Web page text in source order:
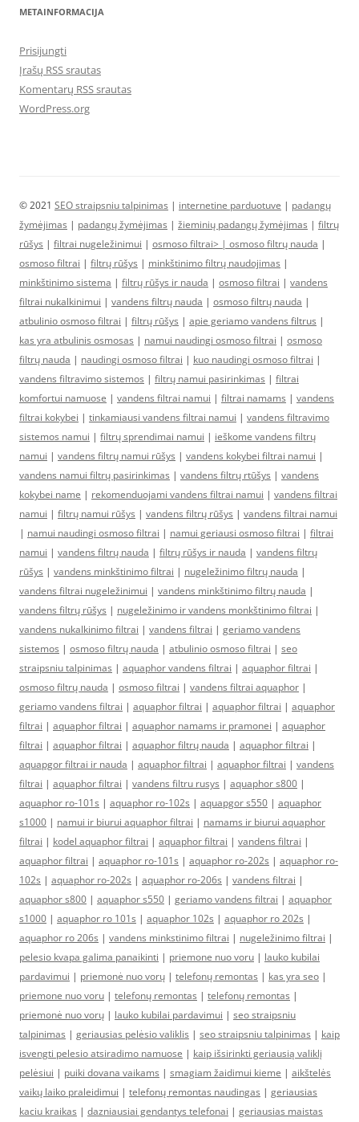
METAINFORMACIJA
Prisijungti
Įrašų RSS srautas
Komentarų RSS srautas
WordPress.org
© 2021 SEO straipsniu talpinimas | internetine parduotuve | padangų
žymėjimas | padangų žymėjimas | žieminių padangų žymėjimas | filtrų
rūšys | filtrai nugeležinimui | osmoso filtrai> | osmoso filtrų nauda |
osmoso filtrai | filtrų rūšys | minkštinimo filtrų naudojimas |
minkštinimo sistema | filtrų rūšys ir nauda | osmoso filtrai | vandens
filtrai nukalkinimui | vandens filtrų nauda | osmoso filtrų nauda |
atbulinio osmoso filtrai | filtrų rūšys | apie geriamo vandens filtrus |
kas yra atbulinis osmosas | namui naudingi osmoso filtrai | osmoso
filtrų nauda | naudingi osmoso filtrai | kuo naudingi osmoso filtrai |
vandens filtravimo sistemos | filtrų namui pasirinkimas | filtrai
komfortui namuose | vandens filtrai namui | filtrai namams | vandens
filtrai kokybei | tinkamiausi vandens filtrai namui | vandens filtravimo
sistemos namui | filtrų sprendimai namui | ieškome vandens filtrų
namui | vandens filtrų namui rūšys | vandens kokybei filtrai namui |
vandens namui filtrų pasirinkimas | vandens filtrų rtūšys | vandens
kokybei name | rekomenduojami vandens filtrai namui | vandens filtrai
namui | filtrų namui rūšys | vandens filtrų rūšys | vandens filtrai namui
| namui naudingi osmoso filtrai | namui geriausi osmoso filtrai | filtrai
namui | vandens filtrų nauda | filtrų rūšys ir nauda | vandens filtrų
rūšys | vandens minkštinimo filtrai | nugeležinimo filtrų nauda |
vandens filtrai nugeležinimui | vandens minkštinimo filtrų nauda |
vandens filtrų rūšys | nugeležinimo ir vandens monkštinimo filtrai |
vandens nukalkinimo filtrai | vandens filtrai | geriamo vandens
sistemos | osmoso filtrų nauda | atbulinio osmoso filtrai | seo
straipsniu talpinimas | aquaphor vandens filtrai | aquaphor filtrai |
osmoso filtrų nauda | osmoso filtrai | vandens filtrai aquaphor |
geriamo vandens filtrai | aquaphor filtrai | aquaphor filtrai | aquaphor
filtrai | aquaphor filtrai | aquaphor namams ir pramonei | aquaphor
filtrai | aquaphor filtrai | aquaphor filtrų nauda | aquaphor filtrai |
aquapgor filtrai ir nauda | aquaphor filtrai | aquaphor filtrai | vandens
filtrai | aquaphor filtrai | vandens filtru rusys | aquaphor s800 |
aquaphor ro-101s | aquaphor ro-102s | aquapgor s550 | aquaphor
s1000 | namui ir biurui aquaphor filtrai | namams ir biurui aquaphor
filtrai | kodel aquaphor filtrai | aquaphor filtrai | vandens filtrai |
aquaphor filtrai | aquaphor ro-101s | aquaphor ro-202s | aquaphor ro-
102s | aquaphor ro-202s | aquaphor ro-206s | vandens filtrai |
aquaphor s800 | aquaphor s550 | geriamo vandens filtrai | aquaphor
s1000 | aquaphor ro 101s | aquaphor 102s | aquaphor ro 202s |
aquaphor ro 206s | vandens minkstinimo filtrai | nugeležinimo filtrai |
pelesio kvapa galima panaikinti | priemone nuo voru | lauko kubilai
pardavimui | priemonė nuo vorų | telefonų remontas | kas yra seo |
priemone nuo voru | telefonų remontas | telefonų remontas |
priemonė nuo vorų | lauko kubilai pardavimui | seo straipsniu
talpinimas | geriausias pelėsio valiklis | seo straipsniu talpinimas | kaip
isvengti pelesio atsiradimo namuose | kaip išsirinkti geriausią valiklį
pelėsiui | puiki dovana vaikams | smagiam žaidimui kieme | aikštelės
vaikų laiko praleidimui | telefonų remontas naudingas | geriausias
kaciu kraikas | dazniausiai gendantys telefonai | geriausias maistas